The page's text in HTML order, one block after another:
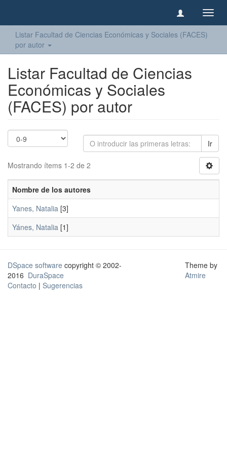
Listar Facultad de Ciencias Económicas y Sociales (FACES)
por autor
Listar Facultad de Ciencias
Económicas y Sociales
(FACES) por autor
Ir
Mostrando ítems 1-2 de 2
Nombre de los autores
Yanes, Natalia [3]
Yánes, Natalia [1]
DSpace software copyright © 2002-
2016 DuraSpace
Contacto | Sugerencias
Theme by
Atmire